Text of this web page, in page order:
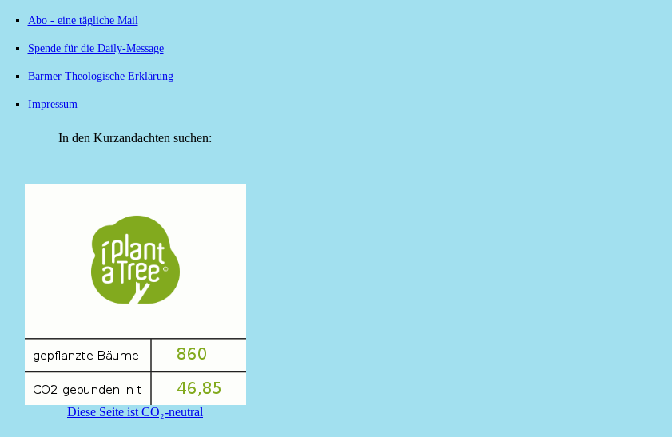
Abo - eine tägliche Mail
Spende für die Daily-Message
Barmer Theologische Erklärung
Impressum
In den Kurzandachten suchen:
Diese Seite ist CO₂-neutral